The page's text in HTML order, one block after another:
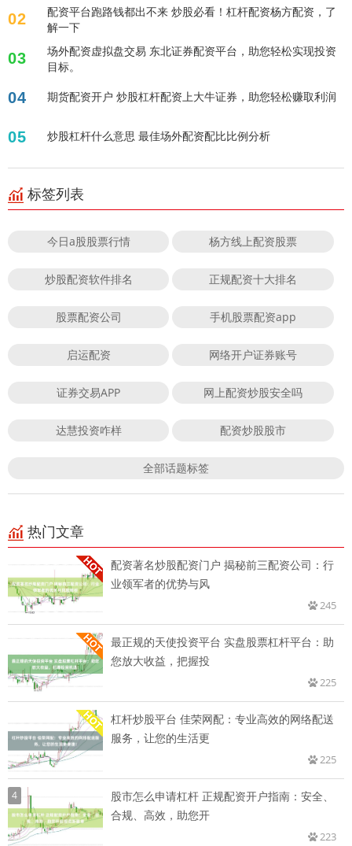
02
配资平台跑路钱都出不来 炒股必看！杠杆配资杨方配资，了
解一下
03
场外配资虚拟盘交易 东北证券配资平台，助您轻松实现投资
目标。
04 期货配资开户 炒股杠杆配资上大牛证券，助您轻松赚取利润
05 炒股杠杆什么意思 最佳场外配资配比比例分析
标签列表
今日a股股票行情 杨方线上配资股票
炒股配资软件排名 正规配资十大排名
股票配资公司 手机股票配资app
启运配资 网络开户证券账号
证券交易APP 网上配资炒股安全吗
达慧投资咋样 配资炒股股市
全部话题标签
热门文章
配资著名炒股配资门户 揭秘前三配资公司：行
业领军者的优势与风
245
最正规的天使投资平台 实盘股票杠杆平台：助
您放大收益，把握投
225
杠杆炒股平台 佳荣网配：专业高效的网络配送
服务，让您的生活更
225
4
股市怎么申请杠杆 正规配资开户指南：安全、
合规、高效，助您开
223